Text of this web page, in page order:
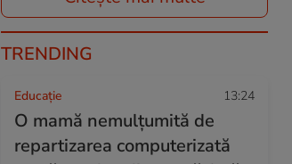
TRENDING
Educație 13:24
O mamă nemulțumită de
repartizarea computerizată